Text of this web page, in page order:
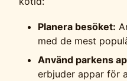
Planera besöket:
med de mest
Använd parkens
erbjuder appar för